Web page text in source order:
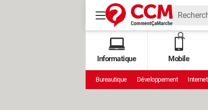
Informatique Mobile
Bureautique Développement Internet